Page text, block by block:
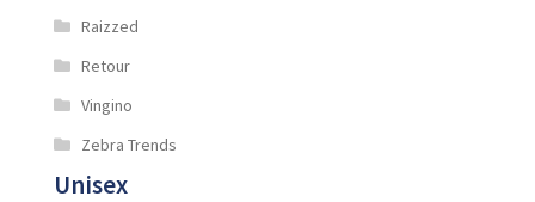
Raizzed
Retour
Vingino
Zebra Trends
Unisex